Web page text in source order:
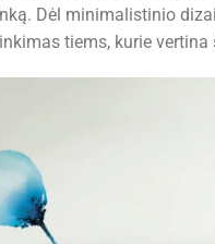
Dėl minimalistinio
tiems, kurie